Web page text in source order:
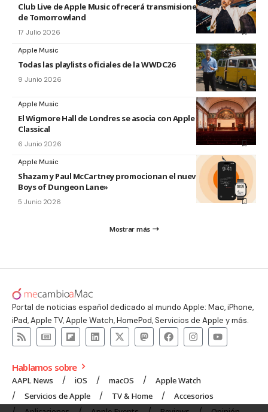
Club Live de Apple Music ofrecerá transmisiones en directo
de Tomorrowland
17 Julio 2026
Apple Music
Todas las playlists oficiales de la WWDC26
9 Junio 2026
Apple Music
El Wigmore Hall de Londres se asocia con Apple Music
Classical
6 Junio 2026
Apple Music
Shazam y Paul McCartney promocionan el nuevo disco «The
Boys of Dungeon Lane»
5 Junio 2026
Mostrar más
Portal de noticias español dedicado al mundo Apple: Mac, iPhone,
iPad, Apple TV, Apple Watch, HomePod, Servicios de Apple y más.
Hablamos sobre
AAPL News iOS macOS
Apple Watch
Servicios de Apple
TV & Home
Accesorios